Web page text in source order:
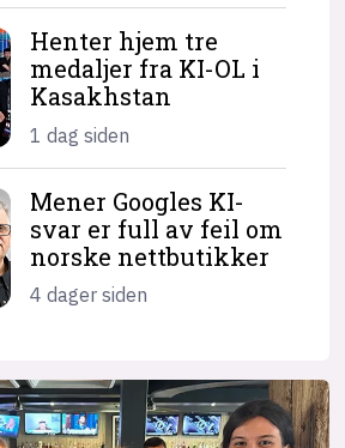
Henter hjem tre
medaljer fra KI-OL i
Kasakhstan
1 dag siden
Mener Googles KI-
svar er full av feil om
norske nettbutikker
4 dager siden